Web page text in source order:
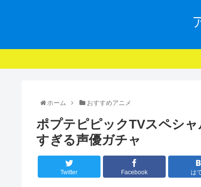
ホーム おすすめアニメ
ポプテピピックTVスペシ
すぎる声優ガチャ
Twitter Facebook は